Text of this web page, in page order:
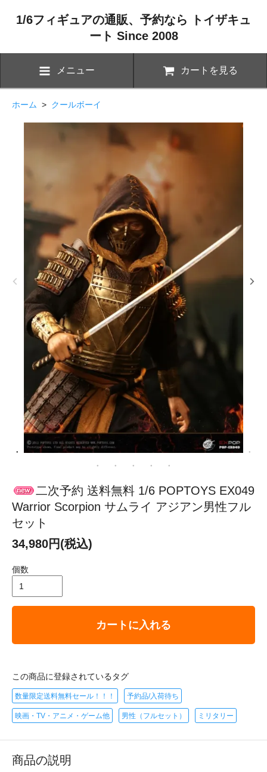
1/6フィギュアの通販、予約なら トイザキュ
ート Since 2008
メニュー カートを見る
ホーム > クールボーイ
二次予約 送料無料 1/6 POPTOYS EX049
Warrior Scorpion サムライ アジアン男性フル
セット
34,980円(税込)
個数
カートに入れる
この商品に登録されているタグ
数量限定送料無料セール！！！ 予約品/入荷待ち
映画・TV・アニメ・ゲーム他 男性（フルセット） ミリタリー
商品の説明